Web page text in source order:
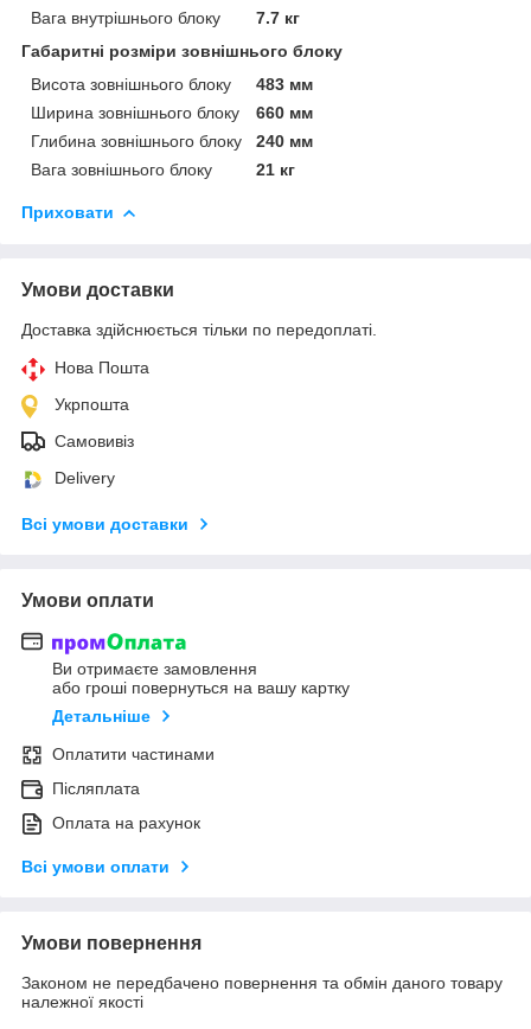
Вага внутрішнього блоку
7.7 кг
Габаритні розміри зовнішнього блоку
Висота зовнішнього блоку
483 мм
Ширина зовнішнього блоку
660 мм
Глибина зовнішнього блоку
240 мм
Вага зовнішнього блоку
21 кг
Приховати
Умови доставки
Доставка здійснюється тільки по передоплаті.
Нова Пошта
Укрпошта
Самовивіз
Delivery
Всі умови доставки
Умови оплати
Ви отримаєте замовлення
або гроші повернуться на вашу картку
Детальніше
Оплатити частинами
Післяплата
Оплата на рахунок
Всі умови оплати
Умови повернення
Законом не передбачено повернення та обмін даного товару
належної якості